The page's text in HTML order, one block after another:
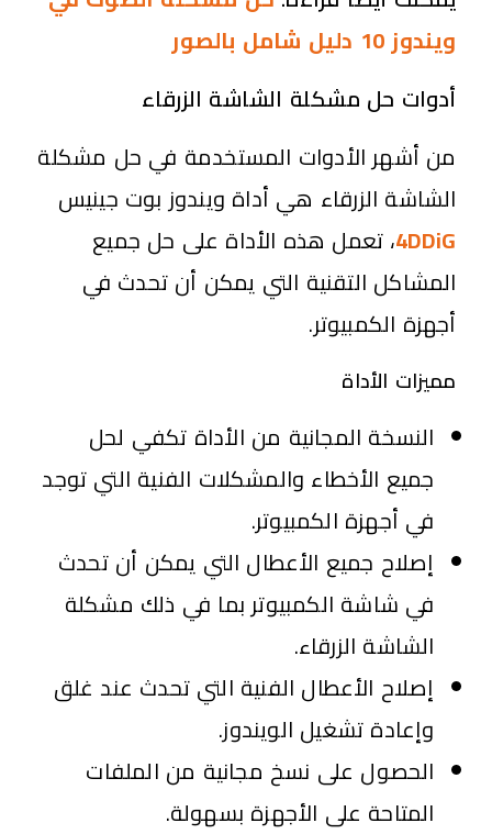
ويندوز 10 دليل شامل بالصور
أدوات حل مشكلة الشاشة الزرقاء
من أشهر الأدوات المستخدمة في حل مشكلة
الشاشة الزرقاء هي أداة ويندوز بوت جينيس
4DDiG، تعمل هذه الأداة على حل جميع
المشاكل التقنية التي يمكن أن تحدث في
أجهزة الكمبيوتر.
مميزات الأداة
النسخة المجانية من الأداة تكفي لحل
جميع الأخطاء والمشكلات الفنية التي توجد
في أجهزة الكمبيوتر.
إصلاح جميع الأعطال التي يمكن أن تحدث
في شاشة الكمبيوتر بما في ذلك مشكلة
الشاشة الزرقاء.
إصلاح الأعطال الفنية التي تحدث عند غلق
وإعادة تشغيل الويندوز.
الحصول على نسخ مجانية من الملفات
المتاحة على الأجهزة بسهولة.